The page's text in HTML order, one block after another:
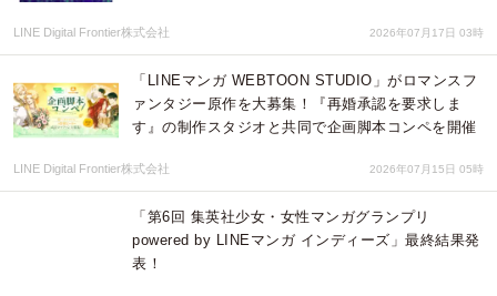
LINE Digital Frontier株式会社 2026年07月17日 03時
「LINEマンガ WEBTOON STUDIO」がロマンスフ
ァンタジー原作を大募集！『再婚承認を要求しま
す』の制作スタジオと共同で企画脚本コンペを開催
LINE Digital Frontier株式会社 2026年07月15日 05時
「第6回 集英社少女・女性マンガグランプリ
powered by LINEマンガ インディーズ」最終結果発
表！